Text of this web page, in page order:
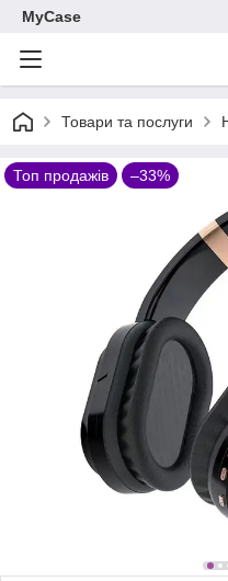
MyCase
Товари та послуги
Топ продажів –33%